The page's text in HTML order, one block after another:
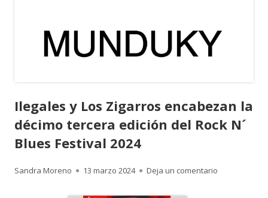
Ilegales y Los Zigarros encabezan la
décimo tercera edición del Rock N´
Blues Festival 2024
Autor
Sandra Moreno
Publicado
13 marzo 2024 Deja un comentario